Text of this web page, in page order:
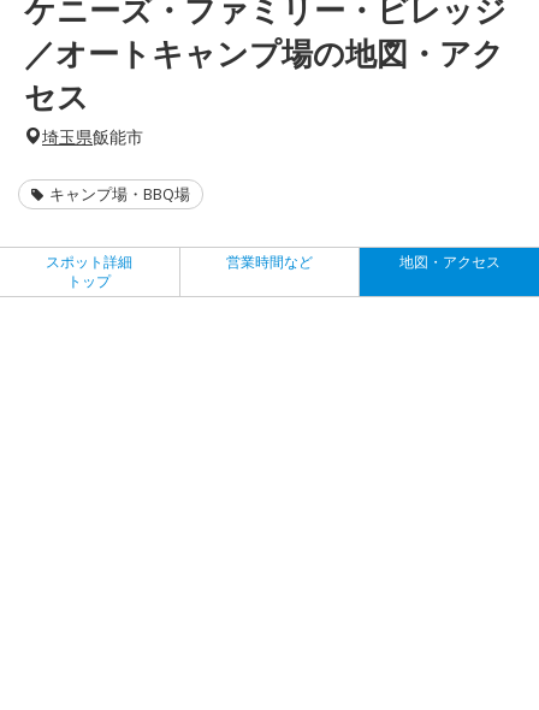
ケニーズ・ファミリー・ビレッジ
／オートキャンプ場の地図・アク
セス
埼玉県飯能市
キャンプ場・BBQ場
スポット詳細
トップ
営業時間など 地図・アクセス